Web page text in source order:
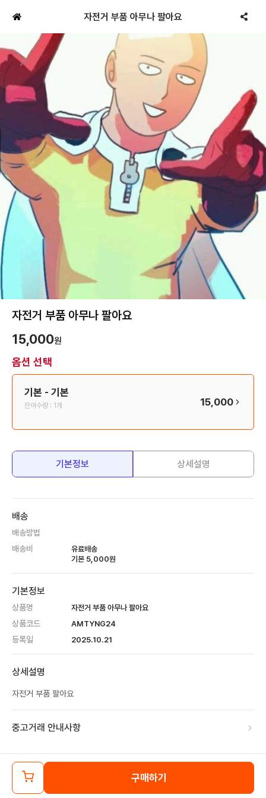
자전거 부품 아무나 팔아요
자전거 부품 아무나 팔아요
15,000원
옵션 선택
기본 - 기본
잔여수량 : 1개 15,000
기본정보 상세설명
배송
배송방법
배송비
유료배송
기본 5,000원
기본정보
상품명 자전거 부품 아무나 팔아요
상품코드 AMTYNG24
등록일 2025.10.21
상세설명
자전거 부품 팔아요
중고거래 안내사항
구매하기